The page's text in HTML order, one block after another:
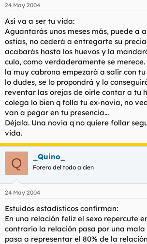
24 May 2004
Así va a ser tu vida:
Aguantarás unos meses más, puede a
ostias, no cederá a entregarte su
acabarás hasta los huevos y la
culo, como verdaderamente se merece.
la muy cabrona empezará a salir con
lo dudes, se lo propondrá y lo
reventar las orejas de oirle contar a tu
colega lo bien q folla tu ex-novia, no
van a pegar en tu presencia...
Déjala. Una novia q no quiere follar
vida.
Q _Quino_
Forero del todo a cien
24 May 2004
Estuidos estadísticos confirman:
En una relación feliz el sexo repercute
contrario la relación pasa por una mala
pasa a representar el 80% de la